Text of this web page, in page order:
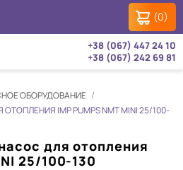
(0)
+38 (067) 447 24 10
+38 (067) 242 69 81
ОБОРУДОВАНИЕ
IMP PUMPS NMT MINI 25/100-
для отопления
25/100-130